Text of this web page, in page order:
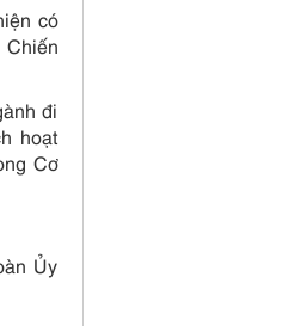
có
đi
hoạt
Cơ
Ủy